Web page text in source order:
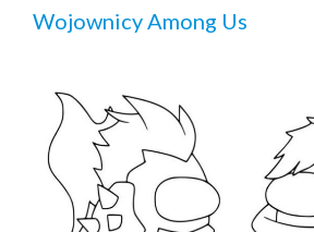
Wojownicy Among Us